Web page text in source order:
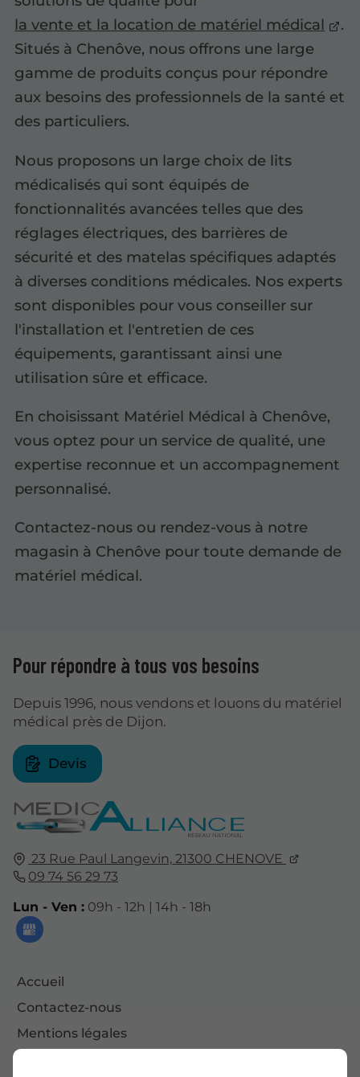
la vente et la location de matériel médical
.
Situés à Chenôve, nous offrons une large
gamme de produits conçus pour répondre
aux besoins des professionnels de la santé et
des particuliers.
Nous proposons un large choix de lits
médicalisés qui sont équipés de
fonctionnalités avancées telles que des
réglages électriques, des barrières de
sécurité et des matelas spécifiques adaptés
à diverses conditions médicales. Nos experts
sont disponibles pour vous conseiller sur
l'installation et l'entretien de ces
équipements, garantissant ainsi une
utilisation sûre et efficace.
En choisissant Matériel Médical à Chenôve,
vous optez pour un service de qualité, une
expertise reconnue et un accompagnement
personnalisé.
Contactez-nous ou rendez-vous à notre
magasin à Chenôve pour toute demande de
matériel médical.
23 Rue Paul Langevin, 21300 CHENOVE
09 74 56 29 73
Lun - Ven : 09h - 12h | 14h - 18h
Accueil
Contactez-nous
Mentions légales
Pour répondre à tous vos besoins
Depuis 1996, nous vendons et louons du matériel
médical près de Dijon.
Devis